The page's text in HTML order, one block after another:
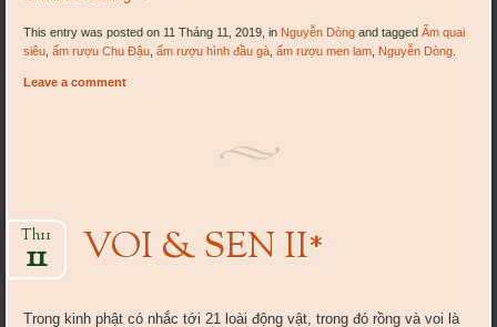
This entry was posted on 11 Tháng 11, 2019, in Nguyễn Dòng and taggedẤm quai
siêu ,ấm rượu Chu Đậu ,ấm rượu hình đầu gà ,ấm rượu men lam Nguyễn Dòng
Leave a comment
VOI & SEN II*
Th11
11
Trong kinh phật có nhắc tới 21 loài động vật, trong đó rồng và voi là